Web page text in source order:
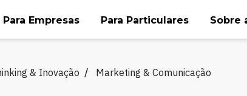
Para Empresas Para Particulares Sobre
& Inovação Marketing & Comunicação